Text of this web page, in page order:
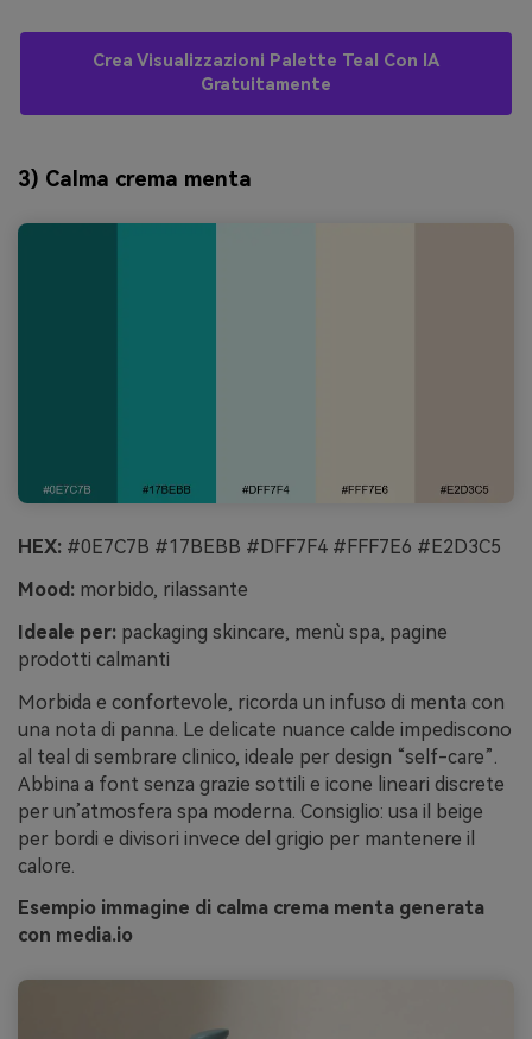
Crea Visualizzazioni Palette Teal Con IA
Gratuitamente
3) Calma crema menta
HEX: #0E7C7B #17BEBB #DFF7F4 #FFF7E6 #E2D3C5
Mood: morbido, rilassante
Ideale per: packaging skincare, menù spa, pagine
prodotti calmanti
Morbida e confortevole, ricorda un infuso di menta con
una nota di panna. Le delicate nuance calde impediscono
al teal di sembrare clinico, ideale per design “self-care”.
Abbina a font senza grazie sottili e icone lineari discrete
per un’atmosfera spa moderna. Consiglio: usa il beige
per bordi e divisori invece del grigio per mantenere il
calore.
Esempio immagine di calma crema menta generata
con media.io